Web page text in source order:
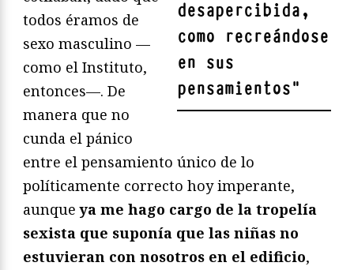
desapercibida,
como recreándose
en sus
pensamientos"
todos éramos de
sexo masculino —
como el Instituto,
entonces—. De
manera que no
cunda el pánico
entre el pensamiento único de lo
políticamente correcto hoy imperante,
aunqueya me hago cargo de la tropelía
sexista que suponía que las niñas no
estuvieran con nosotros en el edificio,